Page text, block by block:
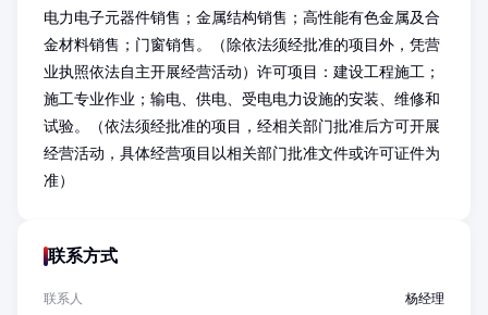
电力电子元器件销售；金属结构销售；高性能有色金属及合
金材料销售；门窗销售。（除依法须经批准的项目外，凭营
业执照依法自主开展经营活动）许可项目：建设工程施工；
施工专业作业；输电、供电、受电电力设施的安装、维修和
试验。（依法须经批准的项目，经相关部门批准后方可开展
经营活动，具体经营项目以相关部门批准文件或许可证件为
准）
联系方式
联系人 杨经理